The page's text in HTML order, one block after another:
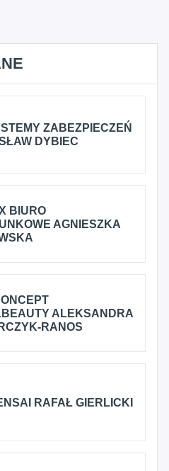
ZABEZPIECZEŃ
DYBIEC
BIURO
AGNIESZKA
ALEKSANDRA
RANOS
RAFAŁ GIERLICKI